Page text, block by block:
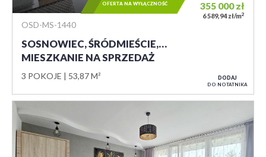
OSD-MS-1440
SOSNOWIEC, ŚRÓDMIEŚCIE,…
MIESZKANIE NA SPRZEDAŻ
3 POKOJE 53,87 M²
355 000zł
6 589,94 zł/m2
OFERTA NA WYŁĄCZNOŚĆ
DODAJ
DO NOTATNIKA